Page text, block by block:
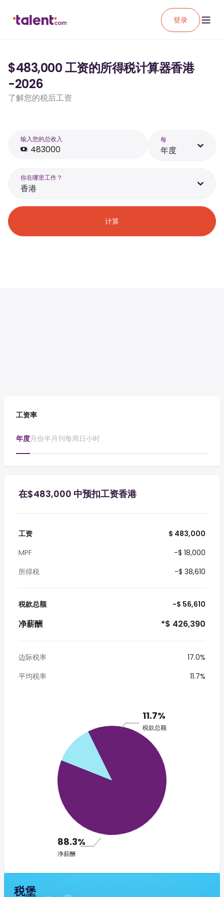
登录
$483,000 工资的所得税计算器香港
-2026
了解您的税后工资
输入您的总收入 每
年度
你在哪里工作？
香港
计算
工资率
年度月份半月刊每周日小时
在$483,000 中预扣工资香港
工资
$ 483,000
MPF
-$ 18,000
所得税
-$ 38,610
税款总额 -$ 56,610
净薪酬 *$ 426,390
边际税率
17.0%
平均税率
11.7%
11.7%
税款总额
88.3%
净薪酬
税堡